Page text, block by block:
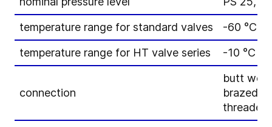
temperature range for standard valves
-60 °C
temperature range for HT valve series
-10 °C
connection
butt
brazed
threaded